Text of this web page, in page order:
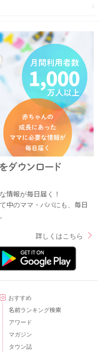
情報が毎日届く！
中のママ・パパにも、毎日
詳しくはこちら
おすすめ
名前ランキング検索
アワード
マガジン
タウン誌